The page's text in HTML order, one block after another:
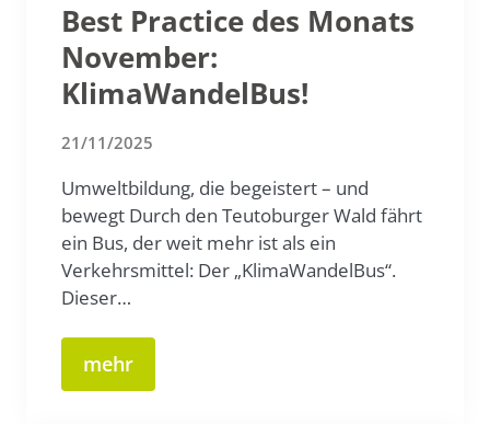
Best Practice des Monats
November:
KlimaWandelBus!
21/11/2025
Umweltbildung, die begeistert – und
bewegt Durch den Teutoburger Wald fährt
ein Bus, der weit mehr ist als ein
Verkehrsmittel: Der „KlimaWandelBus“.
Dieser…
mehr